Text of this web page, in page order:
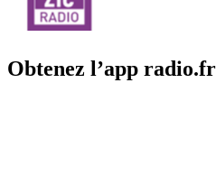
Obtenez l’app